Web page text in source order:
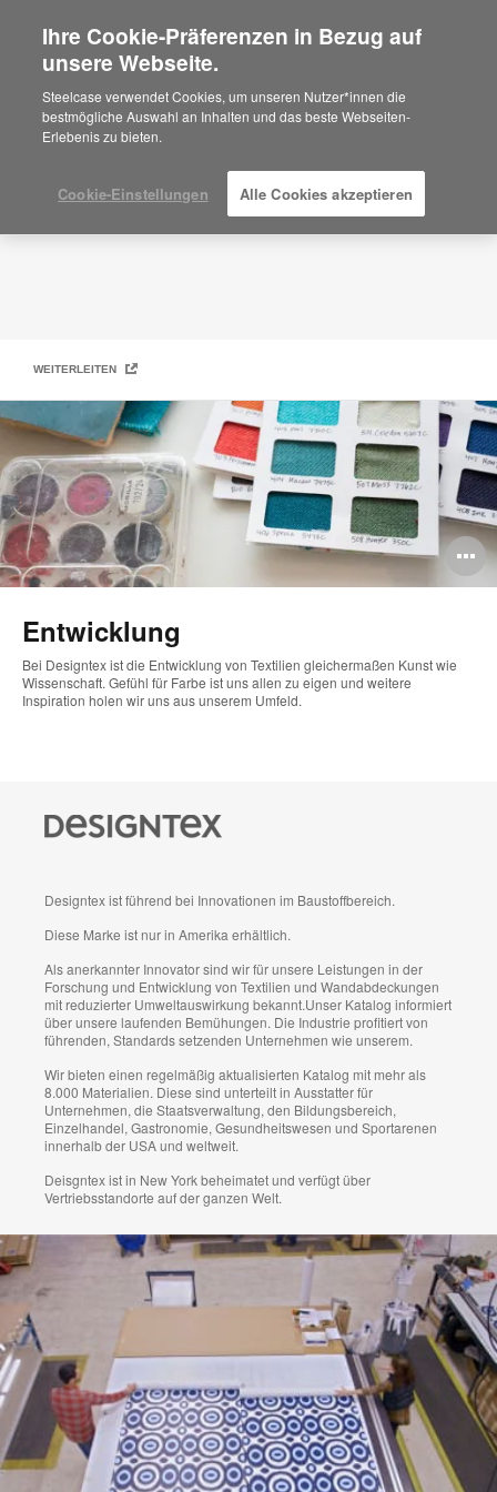
Are you in United States?
Would you like to see Products we sell in
your region?
Americas
Español
Designtex
WEITERLEITEN
Entwicklung
Bei Designtex ist die Entwicklung von Textilien gleichermaßen Kunst wie
Wissenschaft. Gefühl für Farbe ist uns allen zu eigen und weitere
Inspiration holen wir uns aus unserem Umfeld.
Designtex ist führend bei Innovationen im Baustoffbereich.
Diese Marke ist nur in Amerika erhältlich.
Als anerkannter Innovator sind wir für unsere Leistungen in der
Forschung und Entwicklung von Textilien und Wandabdeckungen
mit reduzierter Umweltauswirkung bekannt.Unser Katalog informiert
über unsere laufenden Bemühungen. Die Industrie profitiert von
führenden, Standards setzenden Unternehmen wie unserem.
Wir bieten einen regelmäßig aktualisierten Katalog mit mehr als
8.000 Materialien. Diese sind unterteilt in Ausstatter für
Unternehmen, die Staatsverwaltung, den Bildungsbereich,
Einzelhandel, Gastronomie, Gesundheitswesen und Sportarenen
innerhalb der USA und weltweit.
Deisgntex ist in New York beheimatet und verfügt über
Vertriebsstandorte auf der ganzen Welt.
Ihre Cookie-Präferenzen in Bezug auf
unsere Webseite.
Steelcase verwendet Cookies, um unseren Nutzer*innen die
bestmögliche Auswahl an Inhalten und das beste Webseiten-
Erlebenis zu bieten.
Cookie-Einstellungen Alle Cookies akzeptieren